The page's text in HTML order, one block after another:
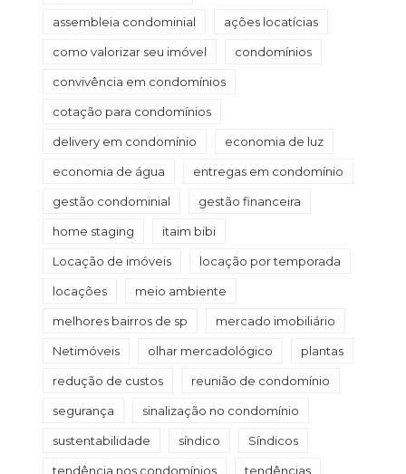
assembleia condominial ações locatícias
como valorizar seu imóvel condomínios
convivência em condomínios
cotação para condomínios
delivery em condomínio economia de luz
economia de água entregas em condomínio
gestão condominial gestão financeira
home staging itaim bibi
Locação de imóveis locação por temporada
locações meio ambiente
melhores bairros de sp mercado imobiliário
Netimóveis olhar mercadológico plantas
redução de custos reunião de condomínio
segurança sinalização no condomínio
sustentabilidade síndico Síndicos
tendência nos condomínios tendências